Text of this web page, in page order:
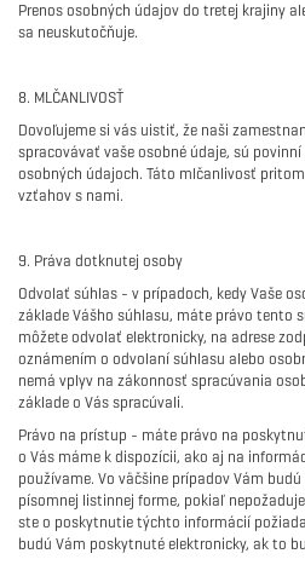
Prenos osobných údajov do tretej krajiny
sa neuskutočňuje.
8. MLČANLIVOSŤ
Dovoľujeme si vás uistiť, že naši
spracovávať vaše osobné údaje, sú
osobných údajoch. Táto mlčanlivosť
vzťahov s nami.
9. Práva dotknutej osoby
Odvolať súhlas - v prípadoch, kedy Vaše
základe Vášho súhlasu, máte právo tento
môžete odvolať elektronicky, na adrese
oznámením o odvolaní súhlasu alebo
nemá vplyv na zákonnosť spracúvania
základe o Vás spracúvali.
Právo na prístup - máte právo na
o Vás máme k dispozícii, ako aj na
používame. Vo väčšine prípadov Vám
písomnej listinnej forme, pokiaľ
ste o poskytnutie týchto informácií
budú Vám poskytnuté elektronicky, ak to